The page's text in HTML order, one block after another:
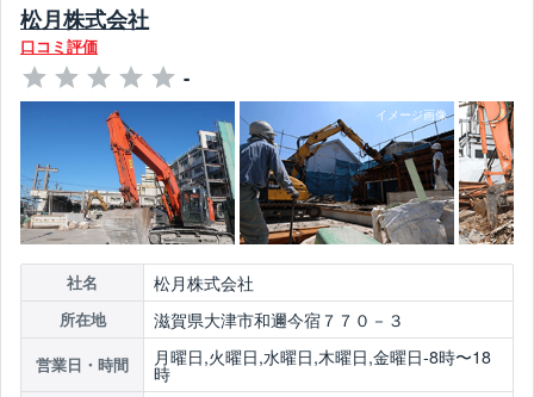
松月株式会社
口コミ評価
-
社名 松月株式会社
所在地 滋賀県大津市和邇今宿７７０－３
営業日・時間 月曜日,火曜日,水曜日,木曜日,金曜日-8時〜18
時